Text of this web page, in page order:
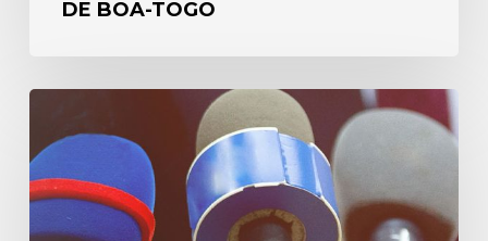
DE BOA-TOGO
Communiqué
presse
–
Banques
BOA